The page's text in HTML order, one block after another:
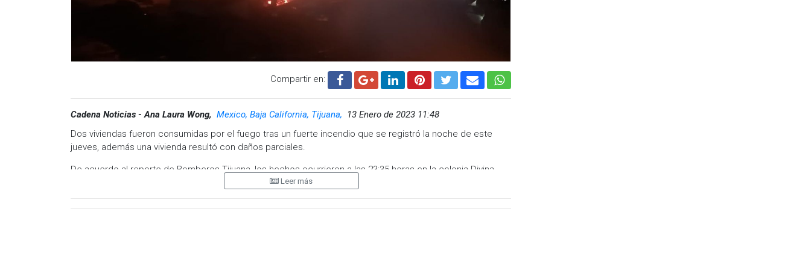
Compartir en:
Cadena Noticias - Ana Laura Wong, Mexico, Baja California, Tijuana,
13 Enero de 2023 11:48
Dos viviendas fueron consumidas por el fuego tras un fuerte incendio que se registró la noche de este
jueves, además una vivienda resultó con daños parciales.
De acuerdo al reporte de Bomberos Tijuana, los hechos ocurrieron a las 23:35 horas en la colonia Divina
Providencia y afortunadamente no hubo personas lesionadas, ni victimas que lamentar.
Leer más